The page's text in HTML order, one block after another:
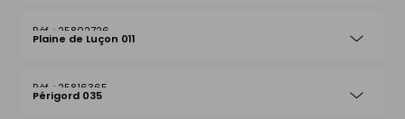
25802726
Plaine de Luçon 011
25816365
Périgord 035